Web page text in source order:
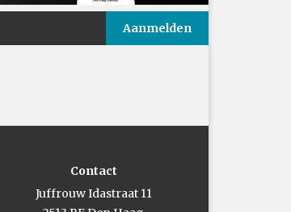
Contact
Juffrouw Idastraat 11